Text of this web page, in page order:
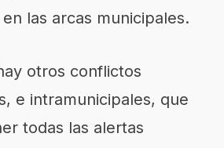
las arcas municipales.
otros conflictos
e intramunicipales, que
todas las alertas